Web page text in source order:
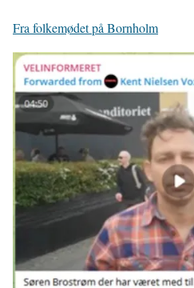
Fra folkemødet på Bornholm